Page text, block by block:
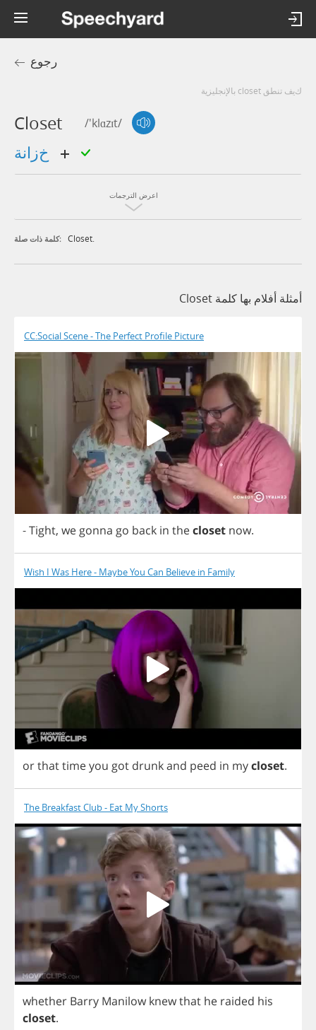
رجوع
كيف تنطق closet بالإنجليزية
Closet /'klɑzɪt/
اعرض الترجمات
كلمة ذات صلة: Closet.
أمثلة أفلام بها كلمة Closet
CC:Social Scene - The Perfect Profile Picture
-Tight, we gonna go back in thecloset now.
Wish I Was Here - Maybe You Can Believe in Family
orthattimeyou got drunkand peed in mycloset.
The Breakfast Club - Eat My Shorts
whether Barry Manilow knewthat he raided his
closet.